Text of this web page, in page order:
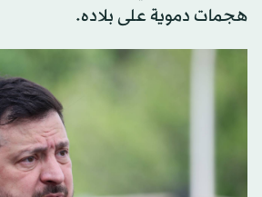
هجمات دموية على بلاده.